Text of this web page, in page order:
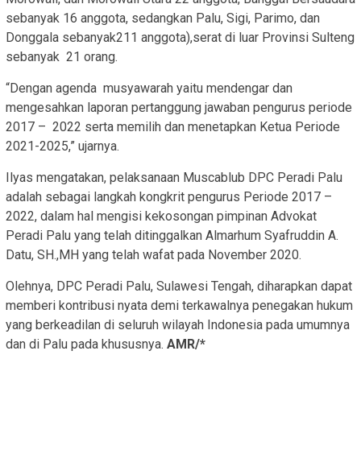
sebanyak 16 anggota, sedangkan Palu, Sigi, Parimo, dan
Donggala sebanyak211 anggota),serat di luar Provinsi Sulteng
sebanyak 21 orang.
“Dengan agenda musyawarah yaitu mendengar dan
mengesahkan laporan pertanggung jawaban pengurus periode
2017 – 2022 serta memilih dan menetapkan Ketua Periode
2021-2025,” ujarnya.
Ilyas mengatakan, pelaksanaan Muscablub DPC Peradi Palu
adalah sebagai langkah kongkrit pengurus Periode 2017 –
2022, dalam hal mengisi kekosongan pimpinan Advokat
Peradi Palu yang telah ditinggalkan Almarhum Syafruddin A.
Datu, SH.,MH yang telah wafat pada November 2020.
Olehnya, DPC Peradi Palu, Sulawesi Tengah, diharapkan dapat
memberi kontribusi nyata demi terkawalnya penegakan hukum
yang berkeadilan di seluruh wilayah Indonesia pada umumnya
dan di Palu pada khususnya. AMR/*